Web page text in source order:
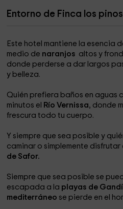
Entorno de Finca los pinos
Este hotel mantiene la esencia
medio de naranjos altos y
donde perderse a dar largos
y belleza.
Quién prefiera baños en aguas
minutos el
Río Vernissa, donde
frescura todo tu cuerpo.
Y siempre que sea posible y
caminar o simplemente
de Safor.
Siempre que sea posible se
escapada a la playas de
mediterráneo se pierde en el